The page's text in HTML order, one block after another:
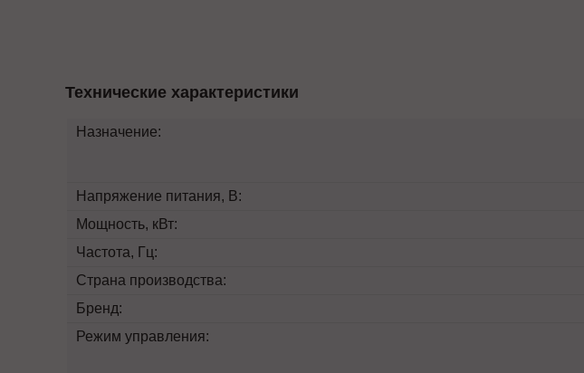
Технические характеристики
Назначение:
Напряжение питания, В:
Мощность, кВт:
Частота, Гц:
Страна производства:
Бренд:
Режим управления: